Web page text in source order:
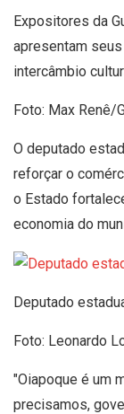
Expositores da
apresentam
intercâmbio
Foto: Max Renê/
O deputado
reforçar o
o Estado
economia do
Deputado
Foto: Leonardo
"Oiapoque é um
precisamos,